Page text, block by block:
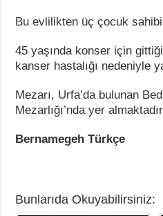
Bu evlilikten üç çocuk
45 yaşında konser için gittiği
kanser hastalığı nedeniyle
Mezarı, Urfa’da bulunan
Mezarlığı’nda yer
Bernamegeh Türkçe
Bunlarıda Okuyabilirsiniz: